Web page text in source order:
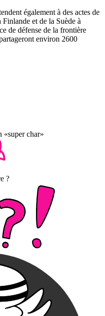
également à des actes de
et de la Suède à
de défense de la frontière
environ 2600
«super char»
?